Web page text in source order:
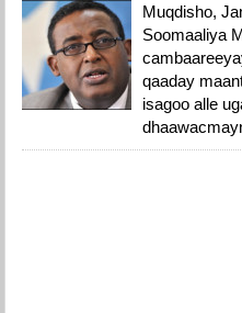
Muqdisho,
Soomaaliya
qaaday
isagoo alle